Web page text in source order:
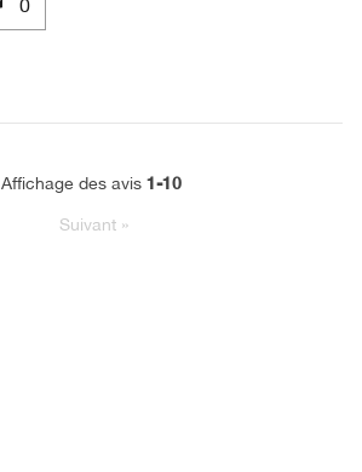
Affichage des avis 1-10
Suivant »